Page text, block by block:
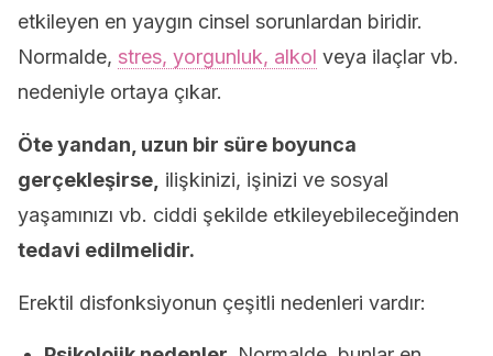
etkileyen en yaygın cinsel sorunlardan biridir.
Normalde, stres, yorgunluk, alkol veya ilaçlar vb.
nedeniyle ortaya çıkar.
Öte yandan, uzun bir süre boyunca
gerçekleşirse, ilişkinizi, işinizi ve sosyal
yaşamınızı vb. ciddi şekilde etkileyebileceğinden
tedavi edilmelidir.
Erektil disfonksiyonun çeşitli nedenleri vardır: